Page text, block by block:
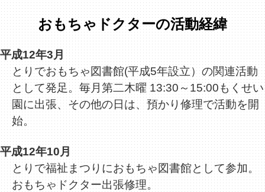
おもちゃドクターの活動経緯
平成12年3月
とりでおもちゃ図書館(平成5年設立）の関連活動
として発足。毎月第二木曜 13:30～15:00もくせい
園に出張、その他の日は、預かり修理で活動を開
始。
平成12年10月
とりで福祉まつりにおもちゃ図書館として参加。
おもちゃドクター出張修理。